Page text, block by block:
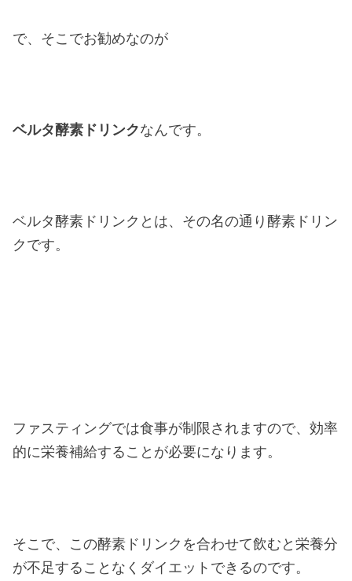
で、そこでお勧めなのが
ベルタ酵素ドリンクなんです。
ベルタ酵素ドリンクとは、その名の通り酵素ドリン
クです。
ファスティングでは食事が制限されますので、効率
的に栄養補給することが必要になります。
そこで、この酵素ドリンクを合わせて飲むと栄養分
が不足することなくダイエットできるのです。